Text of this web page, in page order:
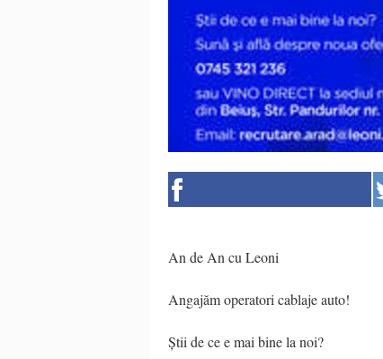
An de An cu Leoni
Angajăm operatori cablaje auto!
Știi de ce e mai bine la noi?